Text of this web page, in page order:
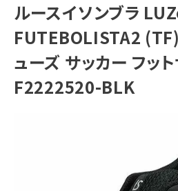
ようこそ ゲスト 様
ログイン 会員登録
スポーツから選ぶ
ルースイソンブラ
FUTEBOLISTA2
ューズ サッカー フッ
F2222520-BLK